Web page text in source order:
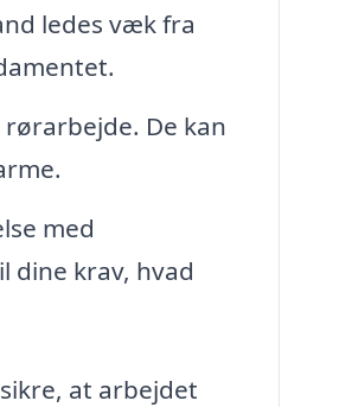
ledes væk fra
De kan
med
dine krav, hvad
at arbejdet